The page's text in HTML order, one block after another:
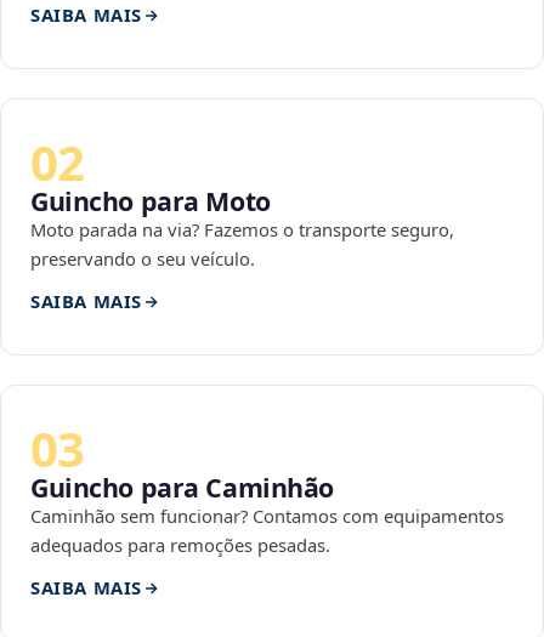
SAIBA MAIS
02
Guincho para Moto
Moto parada na via? Fazemos o transporte seguro,
preservando o seu veículo.
SAIBA MAIS
03
Guincho para Caminhão
Caminhão sem funcionar? Contamos com equipamentos
adequados para remoções pesadas.
SAIBA MAIS